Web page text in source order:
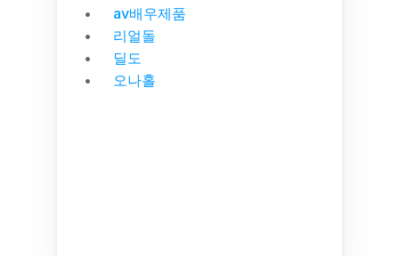
av배우제품
리얼돌
딜도
오나홀